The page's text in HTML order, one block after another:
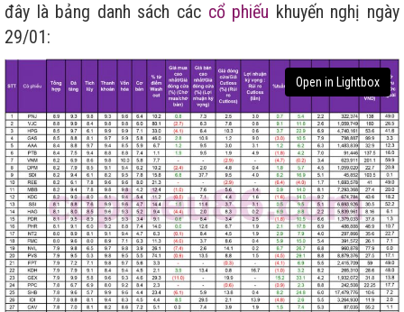
đây là bảng danh sách các cổ phiếu khuyến nghị ngày
29/01:
Open in Lightbox